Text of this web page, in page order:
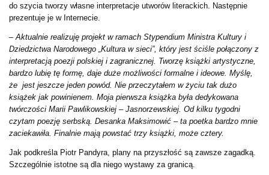
do szycia tworzy własne interpretacje utworów literackich. Następnie
prezentuje je w Internecie.
– Aktualnie realizuję projekt w ramach Stypendium Ministra Kultury i
Dziedzictwa Narodowego „Kultura w sieci”, który jest ściśle połączony z
interpretacją poezji polskiej i zagranicznej. Tworzę książki artystyczne,
bardzo lubię tę formę, daje duże możliwości formalne i ideowe. Myślę,
że jest jeszcze jeden powód. Nie przeczytałem w życiu tak dużo
książek jak powinienem. Moja pierwsza książka była dedykowana
twórczości Marii Pawlikowskiej – Jasnorzewskiej. Od kilku tygodni
czytam poezję serbską. Desanka Maksimowić – ta poetka bardzo mnie
zaciekawiła. Finalnie mają powstać trzy książki, może cztery.
Jak podkreśla Piotr Pandyra, plany na przyszłość są zawsze zagadką.
Szczególnie istotne są dla niego wystawy za granicą.